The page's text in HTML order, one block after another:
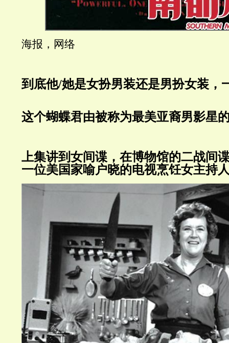
海报，网络
到底他/她是女扮男装还是男扮女装，
这个蝴蝶君由被称为最美亚裔男影星
上集讲到女间谍， 在博物馆的二战间
一位美国家喻户晓的电视烹饪女主持